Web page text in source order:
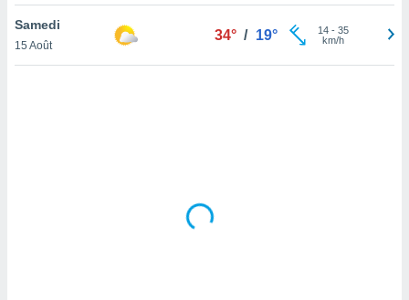
de
Samedi
15 Août
34° / 19° 14- 35
km/h